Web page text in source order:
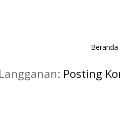
Beranda
Langganan: Posting